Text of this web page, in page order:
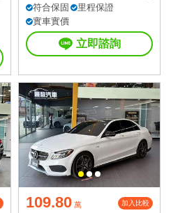
符合保固
里程保證
實車實價
立即諮詢
109.80 萬 加入比較